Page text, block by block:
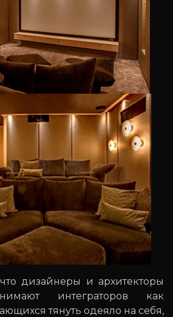
дизайнеры и архитекторы
интеграторов как
тянуть одеяло на себя,